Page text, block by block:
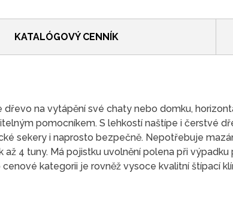
KATALÓGOVÝ CENNÍK
dřevo na vytápění své chaty nebo domku,
pomocníkem. S lehkostí naštípe i čerstvé
sekery i naprosto bezpečně. Nepotřebuje
4 tuny. Má pojistku uvolnění polena při výpadku
kategorii je rovněž vysoce kvalitní štípací